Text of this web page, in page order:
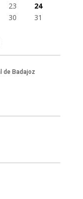
23
24
30
31